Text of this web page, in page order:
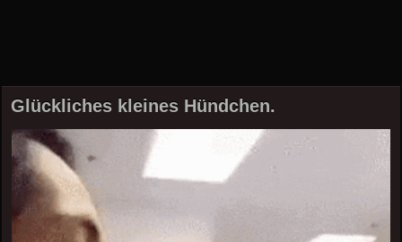
Glückliches kleines Hündchen.